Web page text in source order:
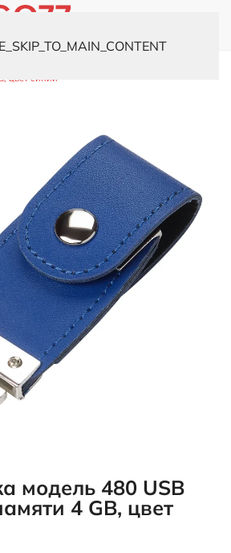
цвет синий
модель 480 USB
4 GB, цвет